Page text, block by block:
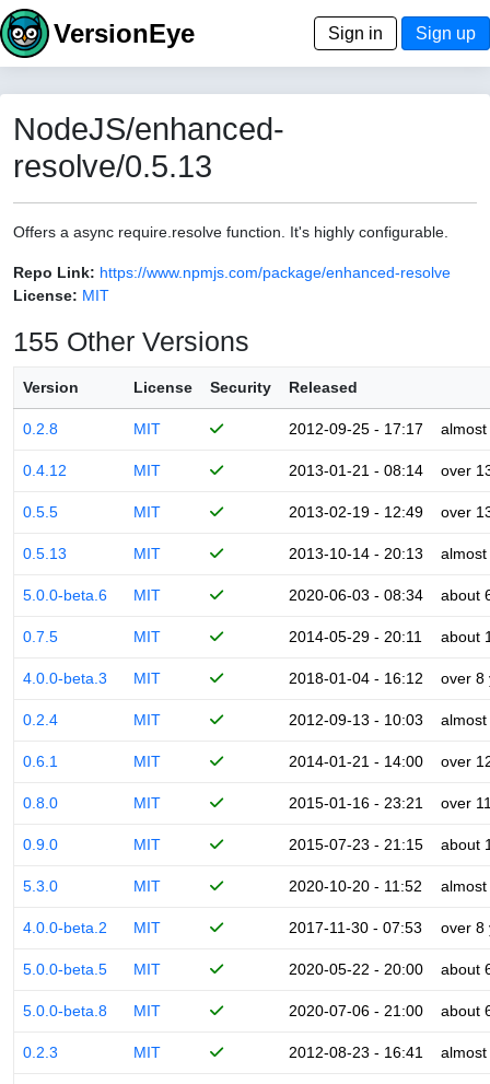
VersionEye Sign in Sign up
NodeJS/enhanced-
resolve/0.5.13
Offers a async require.resolve function. It's highly configurable.
Repo Link: https://www.npmjs.com/package/enhanced-resolve
License: MIT
155 Other Versions
Version License Security Released
0.2.8 MIT 2012-09-25 - 17:17
0.4.12 MIT 2013-01-21 - 08:14 over
0.5.5 MIT 2013-02-19 - 12:49 over
0.5.13 MIT 2013-10-14 - 20:13
5.0.0-beta.6 MIT 2020-06-03 - 08:34 about
0.7.5 MIT 2014-05-29 - 20:11 about
4.0.0-beta.3 MIT 2018-01-04 - 16:12 over 8
0.2.4 MIT 2012-09-13 - 10:03
0.6.1 MIT 2014-01-21 - 14:00 over
0.8.0 MIT 2015-01-16 - 23:21 over
0.9.0 MIT 2015-07-23 - 21:15 about
5.3.0 MIT 2020-10-20 - 11:52
4.0.0-beta.2 MIT 2017-11-30 - 07:53 over 8
5.0.0-beta.5 MIT 2020-05-22 - 20:00 about
5.0.0-beta.8 MIT 2020-07-06 - 21:00 about
0.2.3 MIT 2012-08-23 - 16:41